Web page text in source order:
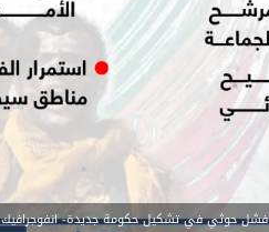
فشل حوثي في تشكيل حكومة جديدة- انفوجرافيك